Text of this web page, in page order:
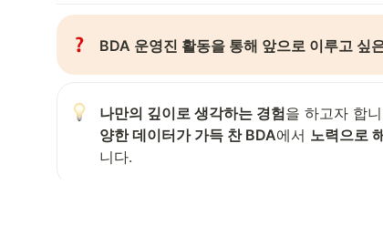
BDA 운영진 활동을 통해 앞으로 이루고 싶
나만의 깊이로 생각하는 경험을 하고자 합
양한 데이터가 가득 찬 BDA에서 노력으로
니다.